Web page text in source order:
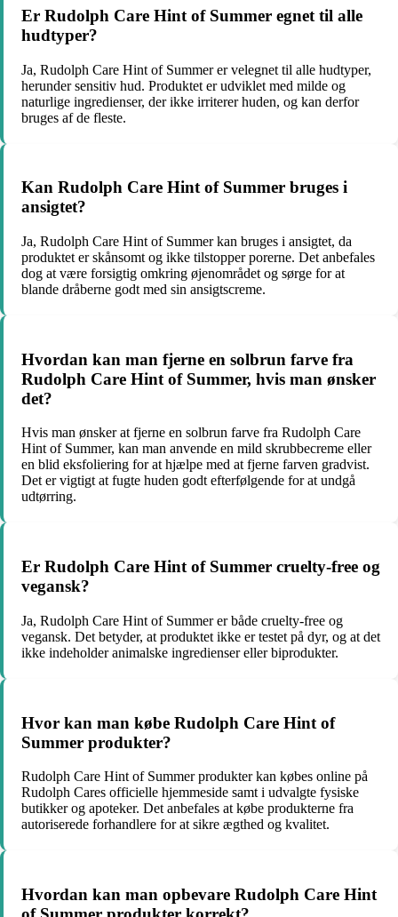
Er Rudolph Care Hint of Summer egnet til alle
hudtyper?
Ja, Rudolph Care Hint of Summer er velegnet til alle hudtyper,
herunder sensitiv hud. Produktet er udviklet med milde og
naturlige ingredienser, der ikke irriterer huden, og kan derfor
bruges af de fleste.
Kan Rudolph Care Hint of Summer bruges i
ansigtet?
Ja, Rudolph Care Hint of Summer kan bruges i ansigtet, da
produktet er skånsomt og ikke tilstopper porerne. Det anbefales
dog at være forsigtig omkring øjenområdet og sørge for at
blande dråberne godt med sin ansigtscreme.
Hvordan kan man fjerne en solbrun farve fra
Rudolph Care Hint of Summer, hvis man ønsker
det?
Hvis man ønsker at fjerne en solbrun farve fra Rudolph Care
Hint of Summer, kan man anvende en mild skrubbecreme eller
en blid eksfoliering for at hjælpe med at fjerne farven gradvist.
Det er vigtigt at fugte huden godt efterfølgende for at undgå
udtørring.
Er Rudolph Care Hint of Summer cruelty-free og
vegansk?
Ja, Rudolph Care Hint of Summer er både cruelty-free og
vegansk. Det betyder, at produktet ikke er testet på dyr, og at det
ikke indeholder animalske ingredienser eller biprodukter.
Hvor kan man købe Rudolph Care Hint of
Summer produkter?
Rudolph Care Hint of Summer produkter kan købes online på
Rudolph Cares officielle hjemmeside samt i udvalgte fysiske
butikker og apoteker. Det anbefales at købe produkterne fra
autoriserede forhandlere for at sikre ægthed og kvalitet.
Hvordan kan man opbevare Rudolph Care Hint